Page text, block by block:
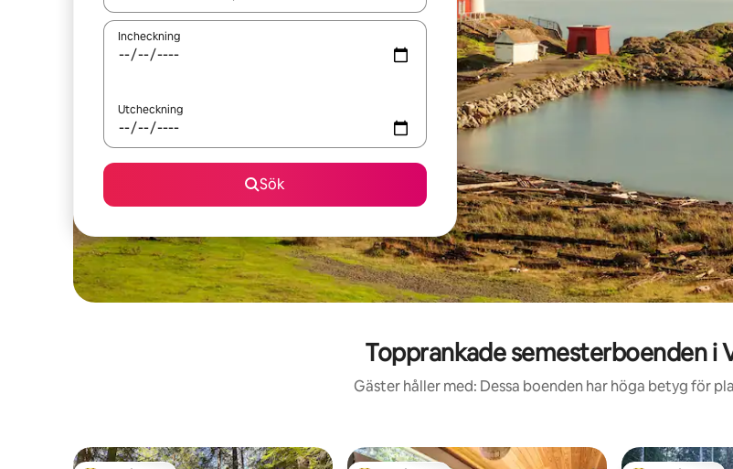
Incheckning
Utcheckning
Sök
Topprankade semesterboenden i
Gäster håller med: Dessa boenden har höga betyg för